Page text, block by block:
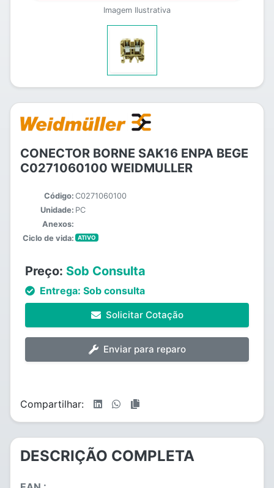
Imagem Ilustrativa
CONECTOR BORNE SAK16 ENPA BEGE
C0271060100 WEIDMULLER
Código: C0271060100
Unidade: PC
Anexos:
Ciclo de vida:
ATIVO
Preço: Sob Consulta
Entrega: Sob consulta
Solicitar Cotação
Enviar para reparo
Compartilhar:
DESCRIÇÃO COMPLETA